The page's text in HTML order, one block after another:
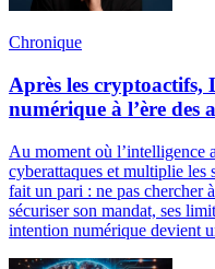
Chronique
Après les cryptoactifs,
numérique à l’ère des
Au moment où l’intelligence
cyberattaques et multiplie les
fait un pari : ne pas chercher
sécuriser son mandat, ses
intention numérique devient